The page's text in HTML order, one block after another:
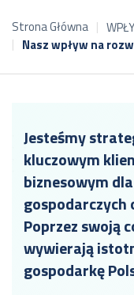
Strona Główna
Nasz wpływ na
Jesteśmy
kluczowym
biznesowym
Poprzez swoją
wywierają
gospodarkę